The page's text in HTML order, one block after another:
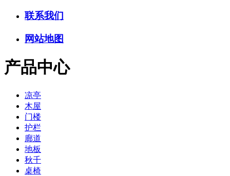
联系我们
网站地图
产品中心
凉亭
木屋
门楼
护栏
廊道
地板
秋千
桌椅